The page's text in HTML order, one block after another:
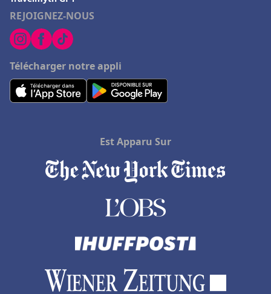
REJOIGNEZ-NOUS
Télécharger notre appli
Est Apparu Sur